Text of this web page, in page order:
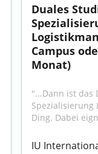
Duales
Campus
Monat)
"...Dann ist das
Spezialisierung
Ding. Dabei
IU